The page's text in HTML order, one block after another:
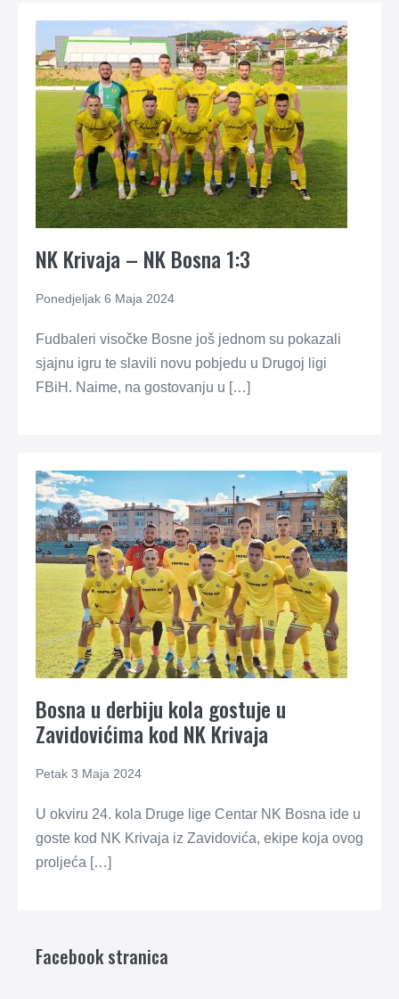
NK Krivaja – NK Bosna 1:3
Ponedjeljak 6 Maja 2024
Fudbaleri visočke Bosne još jednom su pokazali
sjajnu igru te slavili novu pobjedu u Drugoj ligi
FBiH. Naime, na gostovanju u […]
Bosna u derbiju kola gostuje u
Zavidovićima kod NK Krivaja
Petak 3 Maja 2024
U okviru 24. kola Druge lige Centar NK Bosna ide u
goste kod NK Krivaja iz Zavidovića, ekipe koja ovog
proljeća […]
Facebook stranica